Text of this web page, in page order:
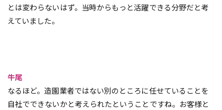
とは変わらないはず。当時からもっと活躍できる分野だと考
えていました。
牛尾
なるほど。造園業者ではない別のところに任せていることを
自社でできないかと考えられたということですね。お客様と